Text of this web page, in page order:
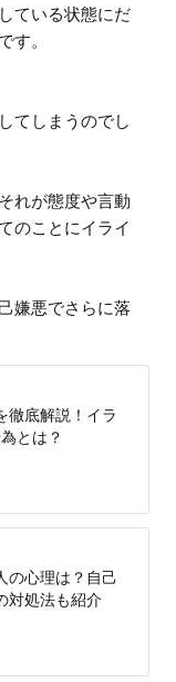
ている状態にだ
す。
てしまうのでし
れが態度や言動
のことにイライ
嫌悪でさらに落
徹底解説！イラ
とは？
の心理は？自己
対処法も紹介